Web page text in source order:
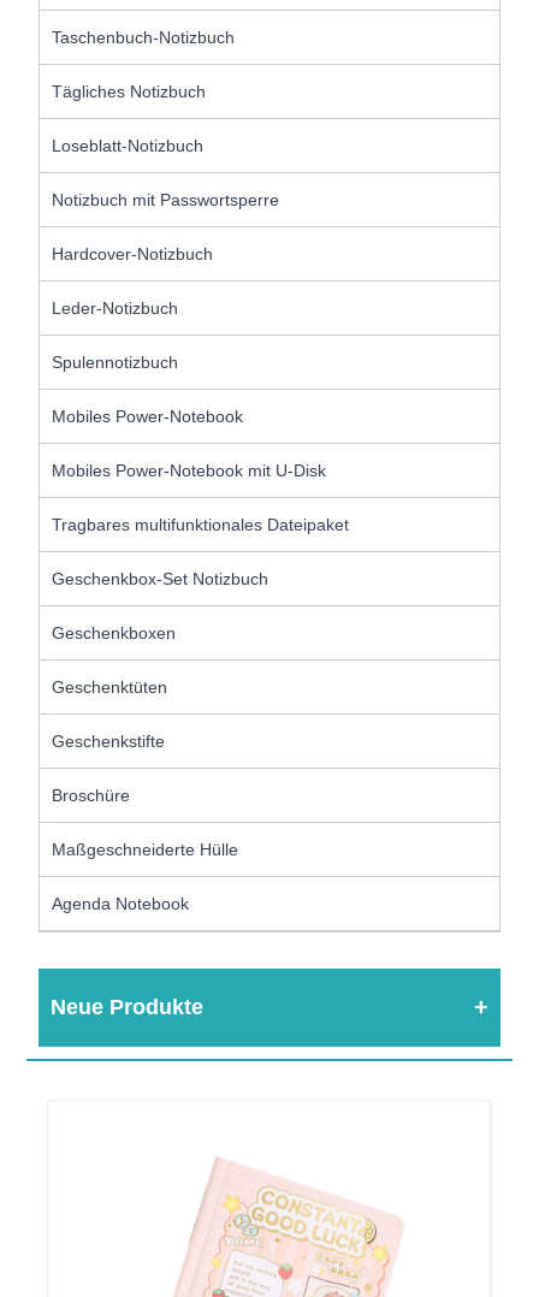
Taschenbuch-Notizbuch
Tägliches Notizbuch
Loseblatt-Notizbuch
Notizbuch mit Passwortsperre
Hardcover-Notizbuch
Leder-Notizbuch
Spulennotizbuch
Mobiles Power-Notebook
Mobiles Power-Notebook mit U-Disk
Tragbares multifunktionales Dateipaket
Geschenkbox-Set Notizbuch
Geschenkboxen
Geschenktüten
Geschenkstifte
Broschüre
Maßgeschneiderte Hülle
Agenda Notebook
Neue Produkte